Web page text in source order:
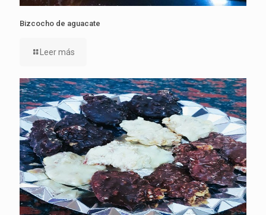
Bizcocho de aguacate
Leer más